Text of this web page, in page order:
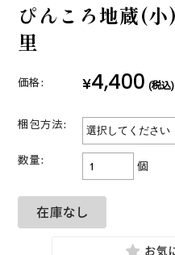
ぴんころ地蔵(
里
価格: ¥4,400 (税込)
梱包方法:
数量: 個